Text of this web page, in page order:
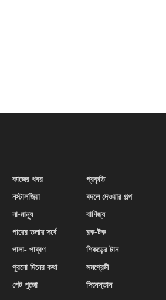
কাজের খবর
নস্টালজিয়া
না-মানুষ
পায়ের তলায় সর্ষে
পালা- পাব্বণ
পুরনো দিনের কথা
পেট পুজো
প্রকৃতি
বদলে দেওয়ার গল্প
বাণিজ্য
রক-টক
শিকড়ের টান
সমপ্রেমী
সিনেস্তান